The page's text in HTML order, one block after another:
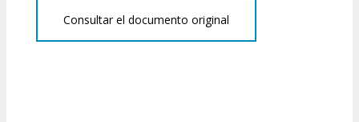
Consultar el documento original